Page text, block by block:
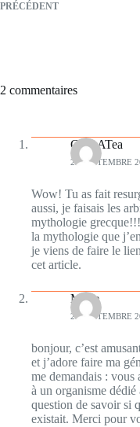
PRÉCÉDENT
2 commentaires
GeneATea
29 SEPTEMBRE
Wow! Tu as fait
aussi, je faisais les
mythologie
la mythologie que
je viens de faire le
cet article.
Marie
29 SEPTEMBRE
bonjour, c’est
et j’adore faire ma
me demandais : vous
à un organisme dédié
question de savoir si
existait. Merci pour